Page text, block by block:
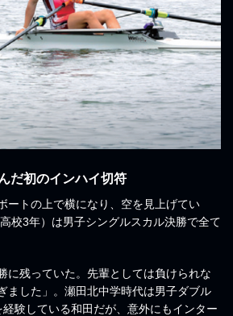
だ初のインハイ切符
ートの上で横になり、空を見上げてい
校3年）は男子シングルスカル決勝で全て
に残っていた。先輩としては負けられな
ました」。瀬田北中学時代は男子ダブル
験している和田だが、意外にもインター